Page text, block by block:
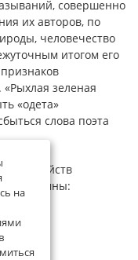
совершенно
их авторов, по
человечество
итогом его
«Рыхлая зеленая
«одета»
слова поэта
свойств
системны:
на